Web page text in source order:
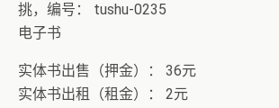
挑，编号： tushu-0235
电子书
实体书出售（押金）： 36元
实体书出租（租金）： 2元